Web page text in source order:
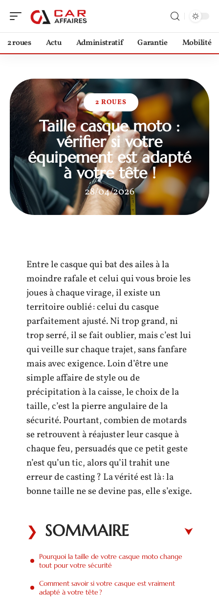
2 roues Actu Administratif Garantie Mobilité
2 ROUES
Taille casque moto :
vérifier si votre
équipement est adapté
à votre tête !
28/04/2026
Entre le casque qui bat des ailes à la
moindre rafale et celui qui vous broie les
joues à chaque virage, il existe un
territoire oublié : celui du casque
parfaitement ajusté. Ni trop grand, ni
trop serré, il se fait oublier, mais c’est lui
qui veille sur chaque trajet, sans fanfare
mais avec exigence. Loin d’être une
simple affaire de style ou de
précipitation à la caisse, le choix de la
taille, c’est la pierre angulaire de la
sécurité. Pourtant, combien de motards
se retrouvent à réajuster leur casque à
chaque feu, persuadés que ce petit geste
n’est qu’un tic, alors qu’il trahit une
erreur de casting ? La vérité est là : la
bonne taille ne se devine pas, elle s’exige.
SOMMAIRE
Pourquoi la taille de votre casque moto change
tout pour votre sécurité
Comment savoir si votre casque est vraiment
adapté à votre tête ?